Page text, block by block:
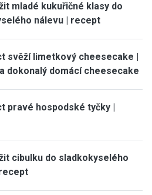
mladé kukuřičné klasy do
nálevu | recept
svěží limetkový cheesecake |
dokonalý domácí cheesecake
pravé hospodské tyčky |
cibulku do sladkokyselého